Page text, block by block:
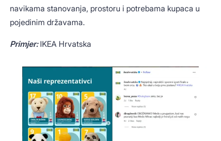
navikama stanovanja, prostoru i potrebama kupaca u
pojedinim državama.
Primjer:IKEA Hrvatska